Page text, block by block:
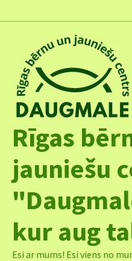
to
Rīgas
jauniešu
kur aug
Esi ar mums! Esi viens no